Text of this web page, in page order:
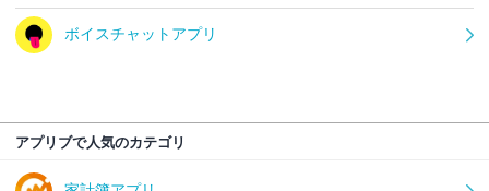
ボイスチャットアプリ
アプリブで人気のカテゴリ